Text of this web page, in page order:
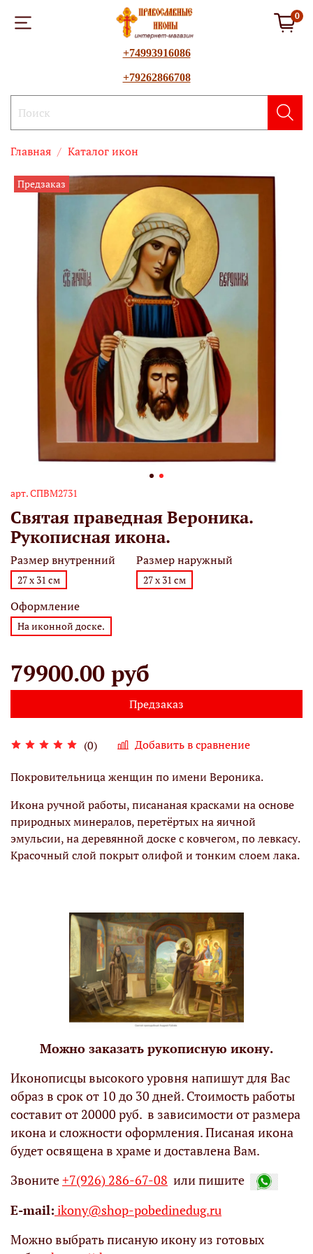
0
+74993916086
+79262866708
Главная Каталог икон
Предзаказ
арт.СПВМ2731
Святая праведная Вероника.
Рукописная икона.
(0) Добавить в сравнение
Размер внутренний
27 х 31 см
Размер наружный
27 х 31 см
Оформление
На иконной доске.
79900.00 руб
Предзаказ
Покровительница женщин по имени Вероника.
Икона ручной работы, писананая красками на основе
природных минералов, перетёртых на яичной
эмульсии, на деревянной доске с ковчегом, по левкасу.
Красочный слой покрыт олифой и тонким слоем лака.
Можно заказать рукописную икону.
Иконописцы высокого уровня напишут для Вас
образ в срок от 10 до 30 дней. Стоимость работы
составит от 20000 руб. в зависимости от размера
икона и сложности оформления. Писаная икона
будет освящена в храме и доставлена Вам.
Звоните+7(926) 286-67-08 или пишите
Е-mail: ikony@shop-pobedinedug.ru
Можно выбрать писаную икону из готовых